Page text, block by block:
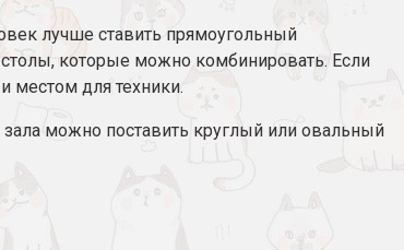
лучше ставить прямоугольный
которые можно комбинировать. Если
местом для техники.
можно поставить круглый или овальный